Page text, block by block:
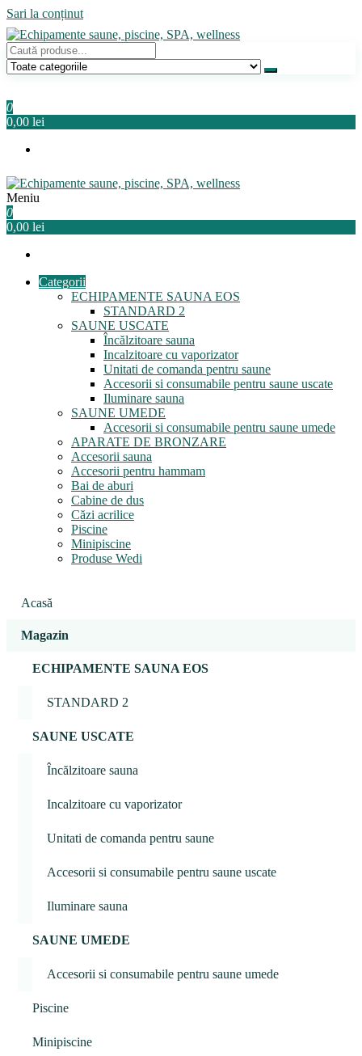
Sari la conținut
Echipamente saune, piscine, SPA, wellness
Relaxeaza-te!
0
0,00 lei
Echipamente saune, piscine, SPA, wellness
Relaxeaza-te!
Meniu
0
0,00 lei
Categorii
ECHIPAMENTE SAUNA EOS
STANDARD 2
SAUNE USCATE
Încălzitoare sauna
Incalzitoare cu vaporizator
Unitati de comanda pentru saune
Accesorii si consumabile pentru saune uscate
Iluminare sauna
SAUNE UMEDE
Accesorii si consumabile pentru saune umede
APARATE DE BRONZARE
Accesorii sauna
Accesorii pentru hammam
Bai de aburi
Cabine de dus
Căzi acrilice
Piscine
Minipiscine
Produse Wedi
Acasă
Magazin
ECHIPAMENTE SAUNA EOS
STANDARD 2
SAUNE USCATE
Încălzitoare sauna
Incalzitoare cu vaporizator
Unitati de comanda pentru saune
Accesorii si consumabile pentru saune uscate
Iluminare sauna
SAUNE UMEDE
Accesorii si consumabile pentru saune umede
Piscine
Minipiscine